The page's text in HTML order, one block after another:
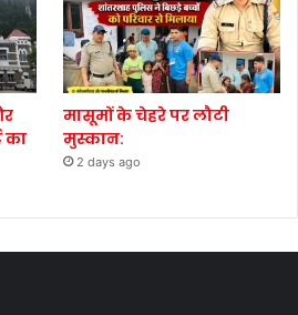
का
मासूमों के चेहरे पर लौटी
मुस्कान:
2 days ago